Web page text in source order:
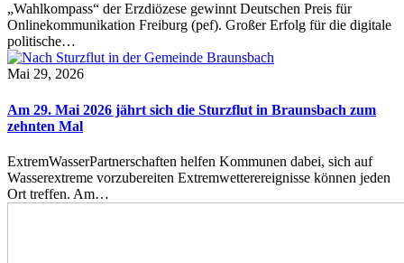
„Wahlkompass“ der Erzdiözese gewinnt Deutschen Preis für
Onlinekommunikation Freiburg (pef). Großer Erfolg für die digitale
politische…
Mai 29, 2026
Am 29. Mai 2026 jährt sich die Sturzflut in Braunsbach zum
zehnten Mal
ExtremWasserPartnerschaften helfen Kommunen dabei, sich auf
Wasserextreme vorzubereiten Extremwetterereignisse können jeden
Ort treffen. Am…